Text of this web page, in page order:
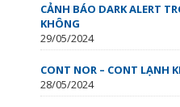
CẢNH BÁO DARK ALERT
KHÔNG
29/05/2024
CONT NOR – CONT LẠNH
28/05/2024